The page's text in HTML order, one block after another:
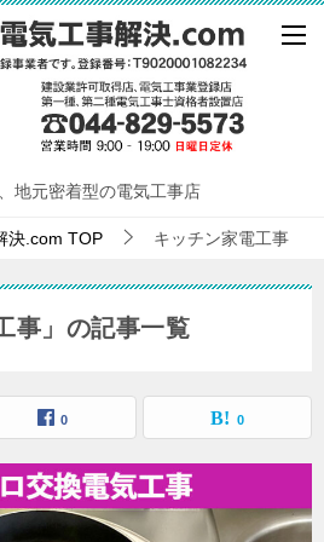
地元密着型の電気工事店
決.com TOP キッチン家電工事
事」の記事一覧
0 0